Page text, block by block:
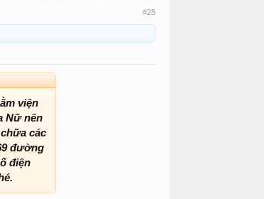
thử
là 1
sức bình
#25
viện
Nữ nên
các
đường
điện